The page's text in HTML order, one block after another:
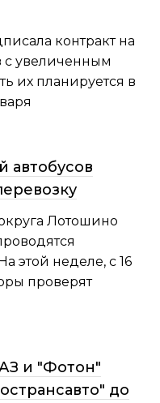
контракт на
с увеличенным
их планируется в
автобусов
Лотошино
этой неделе, с 16
проверят
и "Фотон"
до